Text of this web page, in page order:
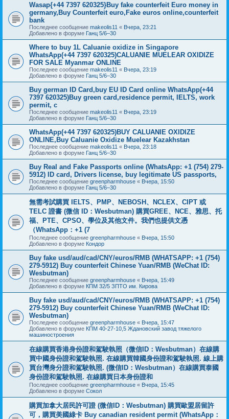
Wasap{+44 7397 620325}Buy fake counterfeit Euro money in
germany,Buy Counterfeit euro,Fake euros online,counterfeit
bank
Последнее сообщение makeolis11 « Вчера, 23:21
Добавлено в форуме Ганц 5/6–30
Where to buy 1L Caluanie oxidize in Singapore
WhatsApp(+44 7397 620325)CALUANIE MUELEAR OXIDIZE
FOR SALE Myanmar ONLINE
Последнее сообщение makeolis11 « Вчера, 23:19
Добавлено в форуме Ганц 5/6–30
Buy german ID Card,buy EU ID Card online WhatsApp(+44
7397 620325)Buy green card,residence permit, IELTS, work
permit, c
Последнее сообщение makeolis11 « Вчера, 23:19
Добавлено в форуме Ганц 5/6–30
WhatsApp(+44 7397 620325)BUY CALUANIE OXIDIZE
ONLINE,Buy Caluanie Oxidize Muelear Kazakhstan
Последнее сообщение makeolis11 « Вчера, 23:18
Добавлено в форуме Ганц 5/6–30
Buy Real and Fake Passports online (WhatsApp: +1 (754) 279-
5912) ID card, Drivers license, buy legitimate US passports,
Последнее сообщение greenpharmhouse « Вчера, 15:50
Добавлено в форуме Ганц 5/6–30
無需考試購買 IELTS、PMP、NEBOSH、NCLEX、CIPT 或
TELC 證書 (微信 ID：Wesbutman) 購買GREE、NCE、雅思、托
福、PTE、CPSO、學位及其他文件。我們也提供文憑
（WhatsApp：+1 (7
Последнее сообщение greenpharmhouse « Вчера, 15:50
Добавлено в форуме Кондор
Buy fake usd/aud/cad/CNY/euros/RMB (WHATSAPP: +1 (754)
279-5912) Buy counterfeit Chinese Yuan/RMB (WeChat ID:
Wesbutman)
Последнее сообщение greenpharmhouse « Вчера, 15:49
Добавлено в форуме КПМ 32/5 ЗПТО им. Кирова
Buy fake usd/aud/cad/CNY/euros/RMB (WHATSAPP: +1 (754)
279-5912) Buy counterfeit Chinese Yuan/RMB (WeChat ID:
Wesbutman)
Последнее сообщение greenpharmhouse « Вчера, 15:47
Добавлено в форуме КПМ 40-27-10,5 Ждановский завод тяжелого
машиностроения
在線購買香港身份證和駕駛執照（微信ID：Wesbutman）在線購
買中國身份證和駕駛執照. 在線購買韓國身份證和駕駛執照. 線上購
買台灣身分證和駕駛執照. (微信ID：Wesbutman）在線購買泰國
身份證和駕駛執照. 在線購買日本身份證和
Последнее сообщение greenpharmhouse « Вчера, 15:45
Добавлено в форуме Сокол
購買加拿大居民許可證 (微信ID：Wesbutman) 購買歐盟居留許
可，購買美國綠卡 Buy canadian resident permit (WhatsApp：